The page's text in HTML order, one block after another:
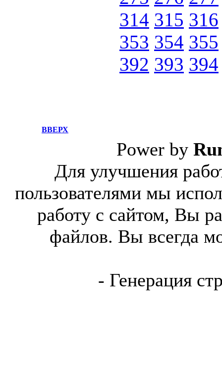
314 315 316
353 354 355
392 393 394
ВВЕРХ
Power by
Для улучшения
пользователями мы
работу с сайтом, Вы
файлов. Вы всегда
- Генерация